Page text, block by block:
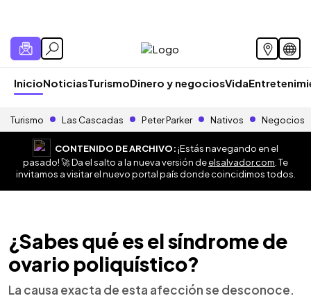
InicioNoticiasTurismoDinero y negociosVida
Turismo Las Cascadas Peter Parker Nativos Negocios
CONTENIDO DE ARCHIVO:¡Estás navegando en el
pasado! 🚀 Da el salto a la nueva versión deelsalvador.com . Te
invitamos a visitar el nuevo portal país donde coincidimos todos.
¿Sabes qué es el síndrome de
ovario poliquístico?
La causa exacta de esta afección se desconoce.